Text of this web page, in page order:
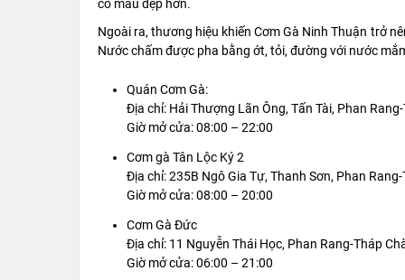
có màu đẹp hơn.
Ngoài ra, thương hiệu khiến Cơm Gà Ninh Thuận trở
Nước chấm được pha bằng ớt, tỏi, đường với nước
Quán Cơm Gà:
Địa chỉ: Hải Thượng Lãn Ông, Tấn Tài, Phan
Giờ mở cửa: 08:00 – 22:00
Cơm gà Tân Lộc Ký 2
Địa chỉ: 235B Ngô Gia Tự, Thanh Sơn, Phan
Giờ mở cửa: 08:00 – 20:00
Cơm Gà Đức
Địa chỉ: 11 Nguyễn Thái Học, Phan Rang-Tháp
Giờ mở cửa: 06:00 – 21:00